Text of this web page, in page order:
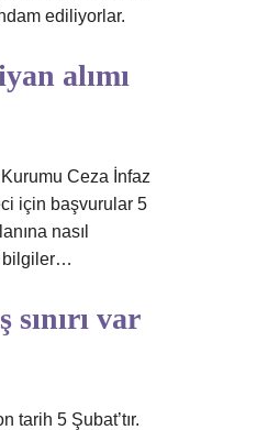
ediliyorlar.
alımı
Ceza İnfaz
için başvurular 5
nasıl
bilgiler…
var
tarih 5 Şubat’tır.